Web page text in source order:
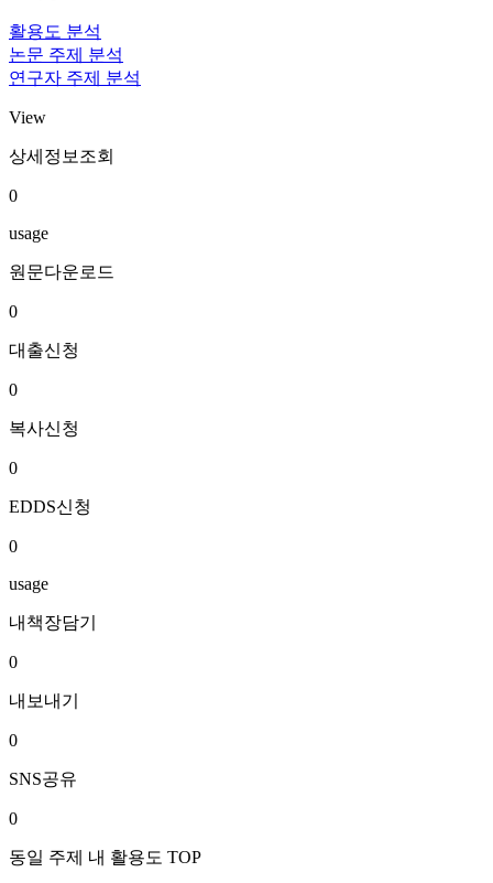
활용도 분석
논문 주제 분석
연구자 주제 분석
View
상세정보조회
0
usage
원문다운로드
0
대출신청
0
복사신청
0
EDDS신청
0
usage
내책장담기
0
내보내기
0
SNS공유
0
동일 주제 내 활용도 TOP